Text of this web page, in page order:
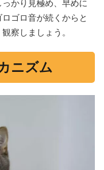
かり見極め、早めに
ゴロ音が続くからと
察しましょう。
ニズム